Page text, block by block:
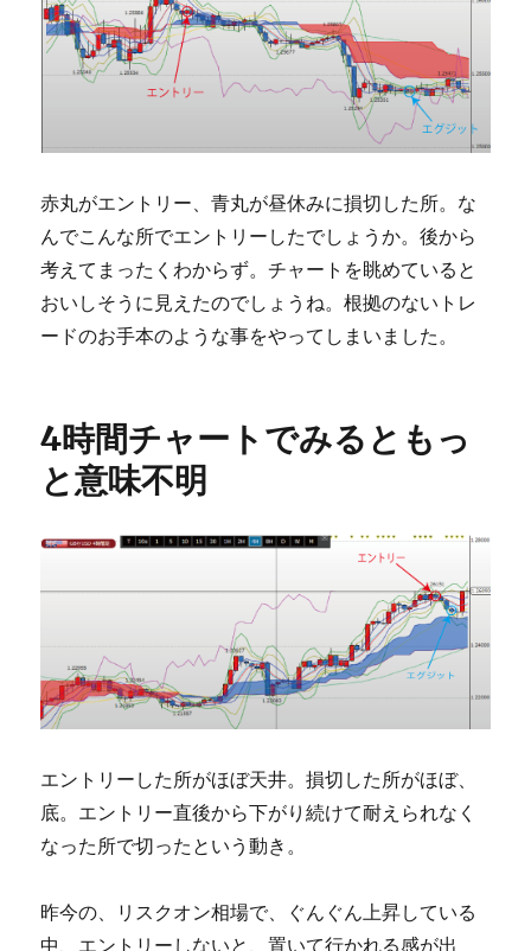
赤丸がエントリー、青丸が昼休みに損切した所。な
んでこんな所でエントリーしたでしょうか。後から
考えてまったくわからず。チャートを眺めていると
おいしそうに見えたのでしょうね。根拠のないトレ
ードのお手本のような事をやってしまいました。
4時間チャートでみるともっ
と意味不明
エントリーした所がほぼ天井。損切した所がほぼ、
底。エントリー直後から下がり続けて耐えられなく
なった所で切ったという動き。
昨今の、リスクオン相場で、ぐんぐん上昇している
中、エントリーしないと、置いて行かれる感が出